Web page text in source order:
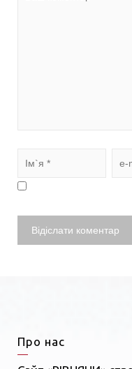
Про нас